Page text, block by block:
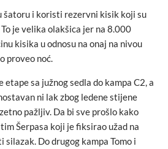
šatoru i koristi rezervni kisik koji su
je velika olakšica jer na 8.000
kisika u odnosu na onaj na nivou
proveo noć.
sa južnog sedla do kampa C2, a
ni lak zbog ledene stijene
pažljiv. Da bi sve prošlo kako
Šerpasa koji je fiksirao užad na
Do drugog kampa Tomo i